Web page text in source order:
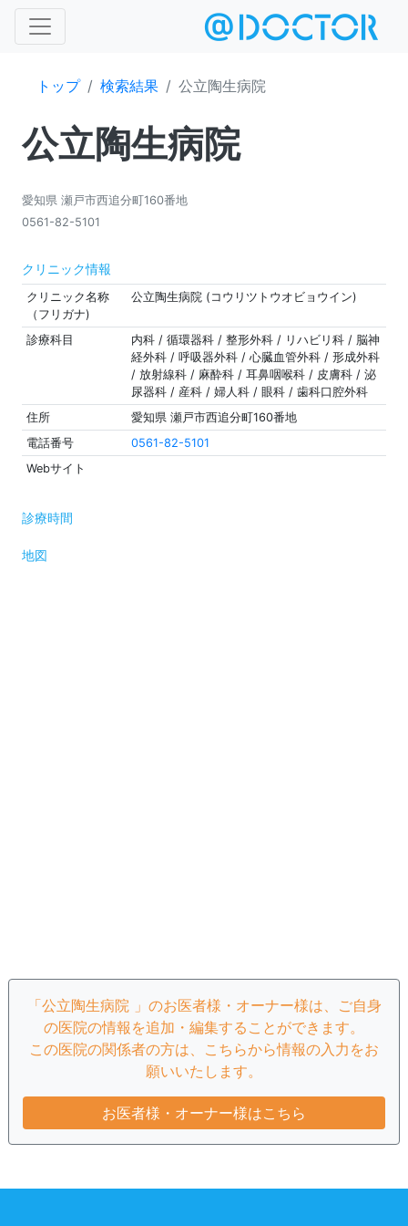
トップ 検索結果 公立陶生病院
公立陶生病院
愛知県 瀬戸市西追分町160番地
0561-82-5101
クリニック情報
クリニック名称
（フリガナ)
公立陶生病院 (コウリツトウオビョウイン)
診療科目
内科 / 循環器科 / 整形外科 / リハビリ科 / 脳神
経外科 / 呼吸器外科 / 心臓血管外科 / 形成外科
/ 放射線科 / 麻酔科 / 耳鼻咽喉科 / 皮膚科 / 泌
尿器科 / 産科 / 婦人科 / 眼科 / 歯科口腔外科
住所
愛知県 瀬戸市西追分町160番地
電話番号
0561-82-5101
Webサイト
診療時間
地図
「公立陶生病院 」のお医者様・オーナー様は、ご自身
の医院の情報を追加・編集することができます。
この医院の関係者の方は、こちらから情報の入力をお
願いいたします。
お医者様・オーナー様はこちら